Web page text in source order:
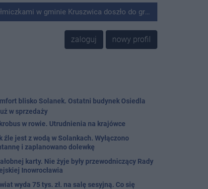
Kruszwica doszło do groźnie wyglądającego zdarzenia.
zaloguj nowy profil
blisko Solanek. Ostatni budynek Osiedla
w sprzedaży
w rowie. Utrudnienia na krajówce
źle jest z wodą w Solankach. Wyłączono
i zaplanowano dolewkę
karty. Nie żyje były przewodniczący Rady
Inowrocławia
wyda 75 tys. zł. na salę sesyjną. Co się